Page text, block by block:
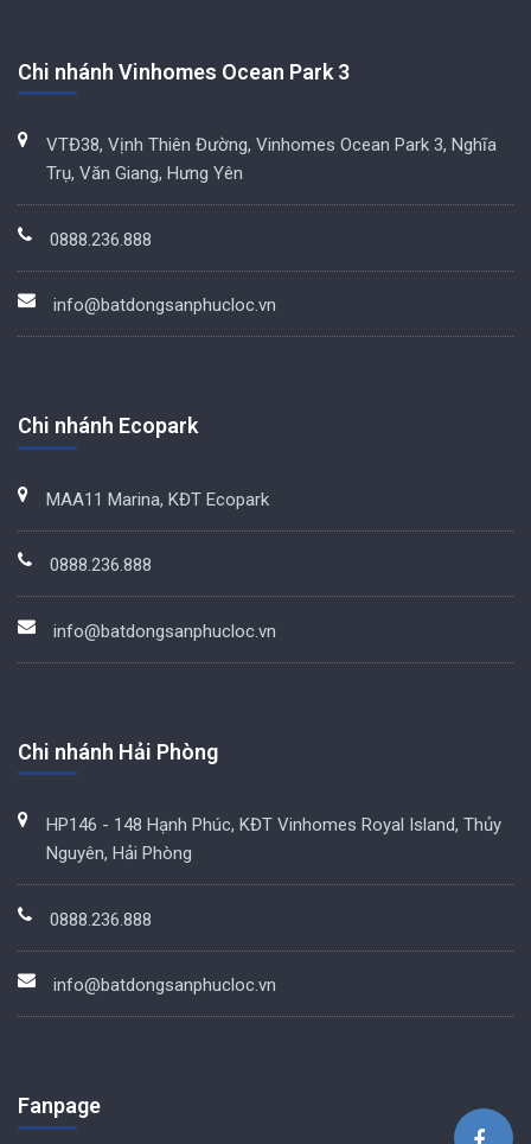
Chi nhánh Vinhomes Ocean Park 3
VTĐ38, Vịnh Thiên Đường, Vinhomes Ocean Park 3, Nghĩa
Trụ, Văn Giang, Hưng Yên
0888.236.888
info@batdongsanphucloc.vn
Chi nhánh Ecopark
MAA11 Marina, KĐT Ecopark
0888.236.888
info@batdongsanphucloc.vn
Chi nhánh Hải Phòng
HP146 - 148 Hạnh Phúc, KĐT Vinhomes Royal Island, Thủy
Nguyên, Hải Phòng
0888.236.888
info@batdongsanphucloc.vn
Fanpage